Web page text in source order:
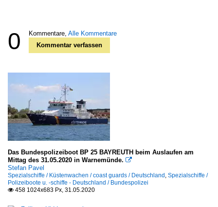
0 Kommentare, Alle Kommentare
Kommentar verfassen
Das Bundespolizeiboot BP 25 BAYREUTH beim Auslaufen am
Mittag des 31.05.2020 in Warnemünde. 
Stefan Pavel
Spezialschiffe / Küstenwachen / coast guards / Deutschland, Spezialschiffe /
Polizeiboote u. -schiffe - Deutschland / Bundespolizei
 458 1024x683 Px, 31.05.2020